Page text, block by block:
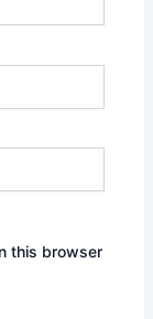
this browser